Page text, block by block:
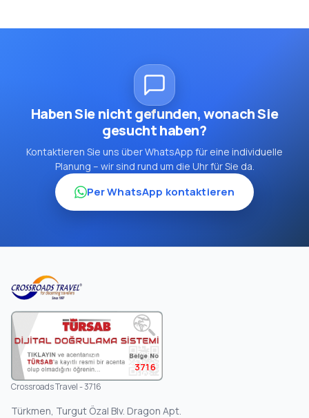
Haben Sie nicht gefunden, wonach Sie
gesucht haben?
Kontaktieren Sie uns über WhatsApp für eine individuelle
Planung – wir sind rund um die Uhr für Sie da.
Per WhatsApp kontaktieren
3716
Crossroads Travel - 3716
Türkmen, Turgut Özal Blv. Dragon Apt.